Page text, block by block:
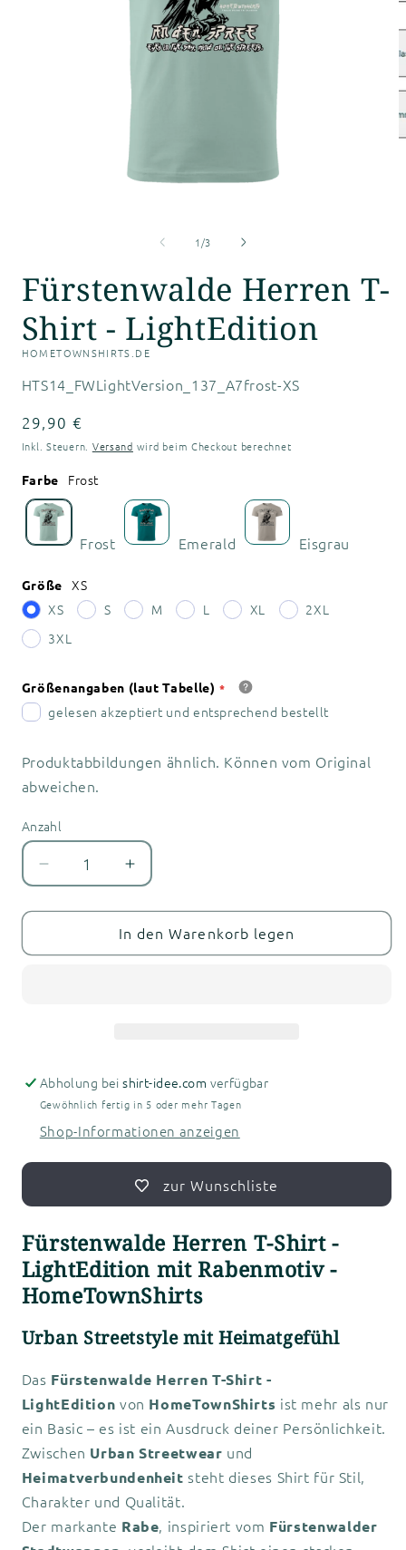
1 /von
3
Fürstenwalde Herren T-
Shirt - LightEdition
HOMETOWNSHIRTS.DE
SKU:
HTS14_FWLightVersion_137_A7frost-XS
Normaler
Preis
29,90 €
Inkl. Steuern. Versand wird beim Checkout berechnet
Farbe Frost
Frost Emerald Eisgrau
Größe
XS
XS
S M L XL
2XL
3XL
Größenangaben (laut Tabelle)
gelesen akzeptiert und entsprechend bestellt
Produktabbildungen ähnlich. Können vom Original
abweichen.
Anzahl
Anzahl
Verringere
die
Menge
Fürstenwalde
Erhöhe
die
Menge
für
Fürstenwalde
In den Warenkorb legen
Abholung beishirt-idee.com verfügbar
Gewöhnlich fertig in 5 oder mehr Tagen
Shop-Informationen anzeigen
zur Wunschliste
Fürstenwalde Herren T-Shirt -
LightEdition mit Rabenmotiv -
HomeTownShirts
Urban Streetstyle mit Heimatgefühl
Das Fürstenwalde Herren T-Shirt -
LightEdition von HomeTownShirts ist mehr als nur
ein Basic – es ist ein Ausdruck deiner Persönlichkeit.
Zwischen Urban Streetwear und
Heimatverbundenheit steht dieses Shirt für Stil,
Charakter und Qualität.
Der markante Rabe, inspiriert vom Fürstenwalder